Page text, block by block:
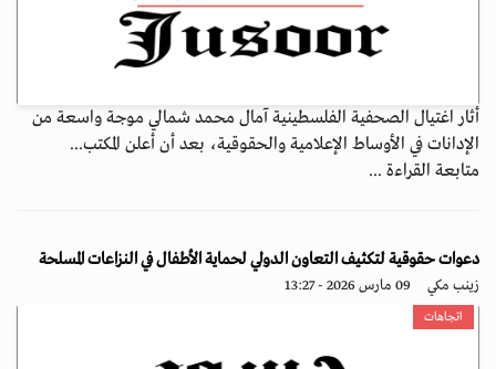
أثار اغتيال الصحفية الفلسطينية آمال محمد شمالي موجة واسعة من
الإدانات في الأوساط الإعلامية والحقوقية، بعد أن أعلن المكتب...
متابعة القراءة ...
دعوات حقوقية لتكثيف التعاون الدولي لحماية الأطفال في النزاعات المسلحة
زينب مكي 09 مارس 2026 - 13:27
اتجاهات